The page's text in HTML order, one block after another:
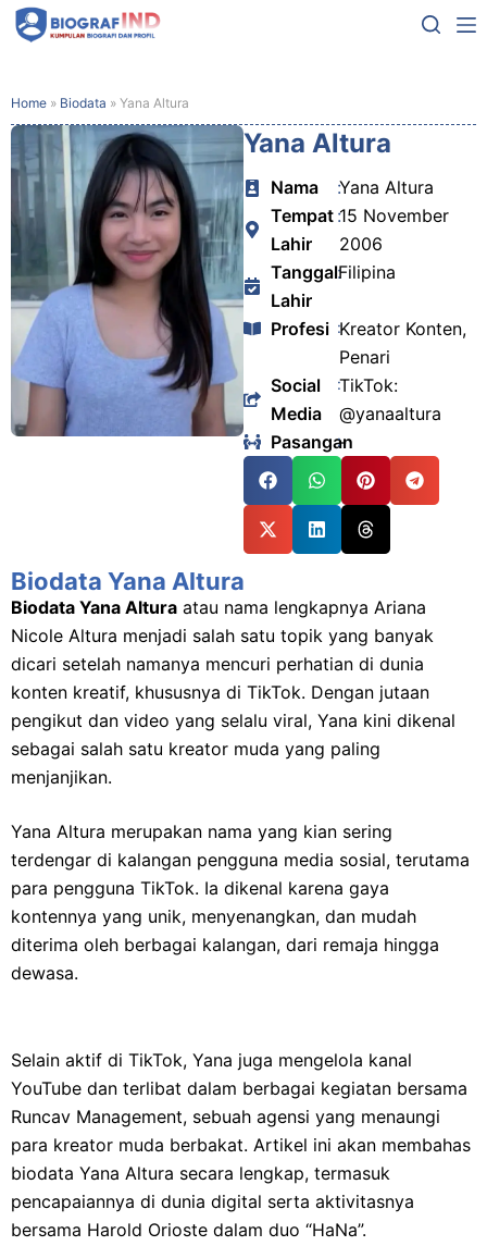
Home » Biodata » Yana Altura
Yana Altura
Nama :Yana Altura
Tempat
Lahir
:15 November
2006
Tanggal
Lahir
:Filipina
Profesi :Kreator Konten,
Penari
Social
Media
:TikTok:
@yanaaltura
Pasangan
:-
Biodata Yana Altura
Biodata Yana Altura atau nama lengkapnya Ariana
Nicole Altura menjadi salah satu topik yang banyak
dicari setelah namanya mencuri perhatian di dunia
konten kreatif, khususnya di TikTok. Dengan jutaan
pengikut dan video yang selalu viral, Yana kini dikenal
sebagai salah satu kreator muda yang paling
menjanjikan.
Yana Altura merupakan nama yang kian sering
terdengar di kalangan pengguna media sosial, terutama
para pengguna TikTok. Ia dikenal karena gaya
kontennya yang unik, menyenangkan, dan mudah
diterima oleh berbagai kalangan, dari remaja hingga
dewasa.
Selain aktif di TikTok, Yana juga mengelola kanal
YouTube dan terlibat dalam berbagai kegiatan bersama
Runcav Management, sebuah agensi yang menaungi
para kreator muda berbakat. Artikel ini akan membahas
biodata Yana Altura secara lengkap, termasuk
pencapaiannya di dunia digital serta aktivitasnya
bersama Harold Orioste dalam duo “HaNa”.